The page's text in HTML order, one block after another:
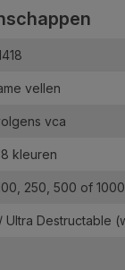
vellen
vca
kleuren
250, 500 of
Ultra Destructable